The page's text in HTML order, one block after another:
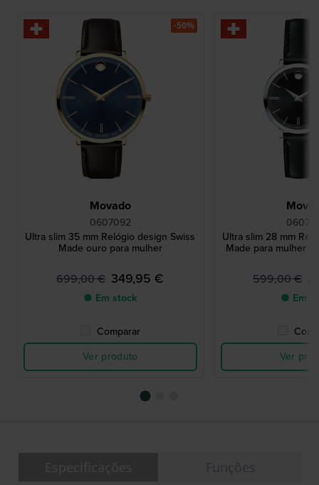
Movado
0607092
Ultra slim 35 mm Relógio design Swiss
Made ouro para mulher
699,00 € 349,95 €
● Em stock
Comparar
Ver produto
-50%
Ultra slim 28 mm
Made para mulher
599,00 €
● Em
Ver